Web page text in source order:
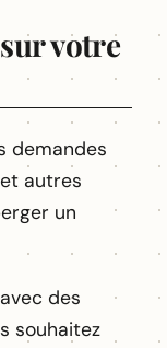
votre
demandes
autres
un
des
souhaitez